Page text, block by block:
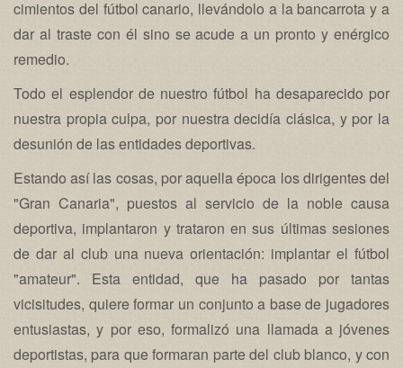
cimientos del fútbol canario, llevándolo a la bancarrota y a
dar al traste con él sino se acude a un pronto y enérgico
remedio.
Todo el esplendor de nuestro fútbol ha desaparecido por
nuestra propia culpa, por nuestra decidía clásica, y por la
desunión de las entidades deportivas.
Estando así las cosas, por aquella época los dirigentes del
"Gran Canaria", puestos al servicio de la noble causa
deportiva, implantaron y trataron en sus últimas sesiones
de dar al club una nueva orientación: implantar el fútbol
"amateur". Esta entidad, que ha pasado por tantas
vicisitudes, quiere formar un conjunto a base de jugadores
entusiastas, y por eso, formalizó una llamada a jóvenes
deportistas, para que formaran parte del club blanco, y con